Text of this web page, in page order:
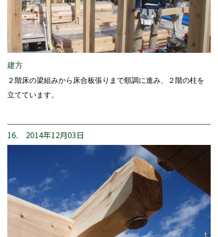
建方
２階床の梁組みから床合板張りまで順調に進み、２階の柱を
立てています。
16. 2014年12月03日